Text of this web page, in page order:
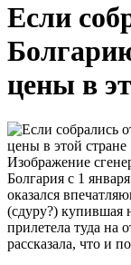
Если
цены в
Изображение
Болгария с 1
оказался
(сдуру?) купившая
прилетела туда на
рассказала, что и